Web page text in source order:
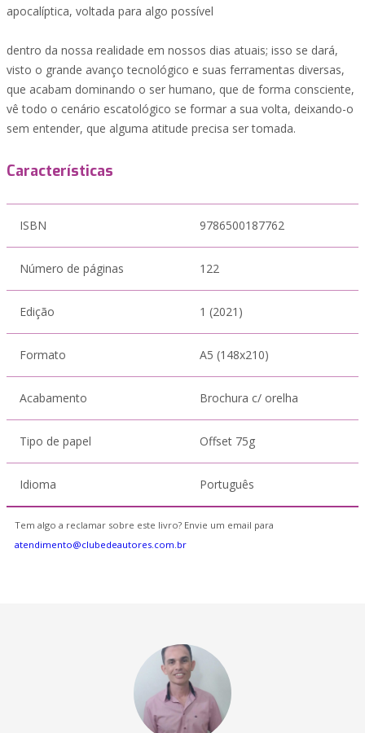
apocalíptica, voltada para algo possível
dentro da nossa realidade em nossos dias atuais; isso se dará,
visto o grande avanço tecnológico e suas ferramentas diversas,
que acabam dominando o ser humano, que de forma consciente,
vê todo o cenário escatológico se formar a sua volta, deixando-o
sem entender, que alguma atitude precisa ser tomada.
Características
ISBN 9786500187762
Número de páginas 122
Edição 1 (2021)
Formato A5 (148x210)
Acabamento Brochura c/ orelha
Tipo de papel Offset 75g
Idioma Português
Tem algo a reclamar sobre este livro? Envie um email para
atendimento@clubedeautores.com.br